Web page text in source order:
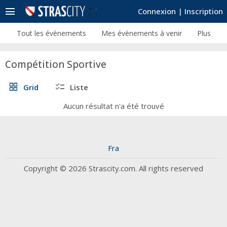
Connexion | Inscription
menu
Tout les évènements Mes évènements à venir Plus
Compétition Sportive
grid_view Grid checklist Liste
Aucun résultat n'a été trouvé
Fra
Copyright © 2026 Strascity.com. All rights reserved